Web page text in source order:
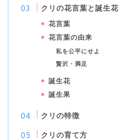
クリの花言葉と誕生花
花言葉
花言葉の由来
私を公平にせよ
贅沢・満足
誕生花
誕生果
クリの特徴
クリの育て方